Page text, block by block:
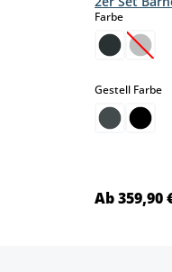
Farbe
Gestell Farbe
Ab 359,90